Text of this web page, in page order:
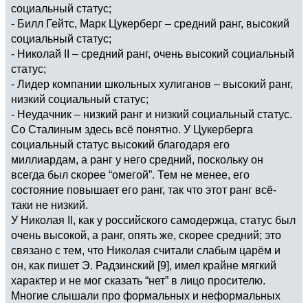
социальный статус;
- Билл Гейтс, Марк Цукерберг – средний ранг, высокий
социальный статус;
- Николай II – средний ранг, очень высокий социальный
статус;
- Лидер компании школьных хулиганов – высокий ранг,
низкий социальный статус;
- Неудачник – низкий ранг и низкий социальный статус.
Со Сталиным здесь всё понятно. У Цукерберга
социальный статус высокий благодаря его
миллиардам, а ранг у него средний, поскольку он
всегда был скорее “омегой”. Тем не менее, его
состояние повышает его ранг, так что этот ранг всё-
таки не низкий.
У Николая II, как у российского самодержца, статус был
очень высокой, а ранг, опять же, скорее средний; это
связано с тем, что Николая считали слабым царём и
он, как пишет Э. Радзинский [9], имел крайне мягкий
характер и не мог сказать “нет” в лицо просителю.
Многие слышали про формальных и неформальных